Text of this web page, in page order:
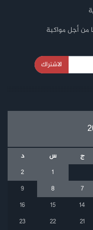
من أجل مواكبة
الاشتراك
ج س
د
1
2
7
8
9
14
15
16
21
22
23